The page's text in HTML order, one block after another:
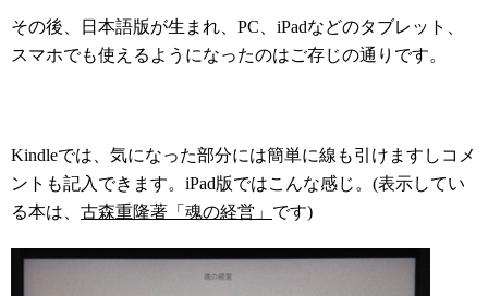
その後、日本語版が生まれ、PC、iPadなどのタブレット、
スマホでも使えるようになったのはご存じの通りです。
Kindleでは、気になった部分には簡単に線も引けますしコメ
ントも記入できます。iPad版ではこんな感じ。(表示してい
る本は、 古森重隆著「魂の経営」 です)